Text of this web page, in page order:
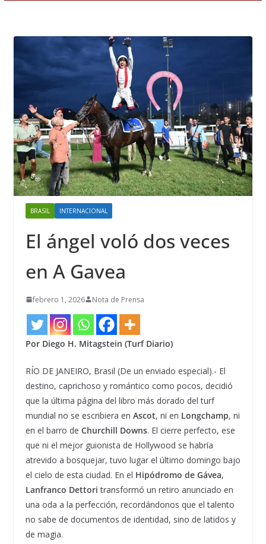
BRASIL INTERNACIONAL
El ángel voló dos veces
en A Gavea
febrero 1, 2026 Nota de Prensa
Por Diego H. Mitagstein (Turf Diario)
RÍO DE JANEIRO, Brasil (De un enviado especial).- El
destino, caprichoso y romántico como pocos, decidió
que la última página del libro más dorado del turf
mundial no se escribiera en Ascot, ni en Longchamp, ni
en el barro de Churchill Downs. El cierre perfecto, ese
que ni el mejor guionista de Hollywood se habría
atrevido a bosquejar, tuvo lugar el último domingo bajo
el cielo de esta ciudad. En el Hipódromo de Gávea,
Lanfranco Dettoritransformó un retiro anunciado en
una oda a la perfección, recordándonos que el talento
no sabe de documentos de identidad, sino de latidos y
de magia.